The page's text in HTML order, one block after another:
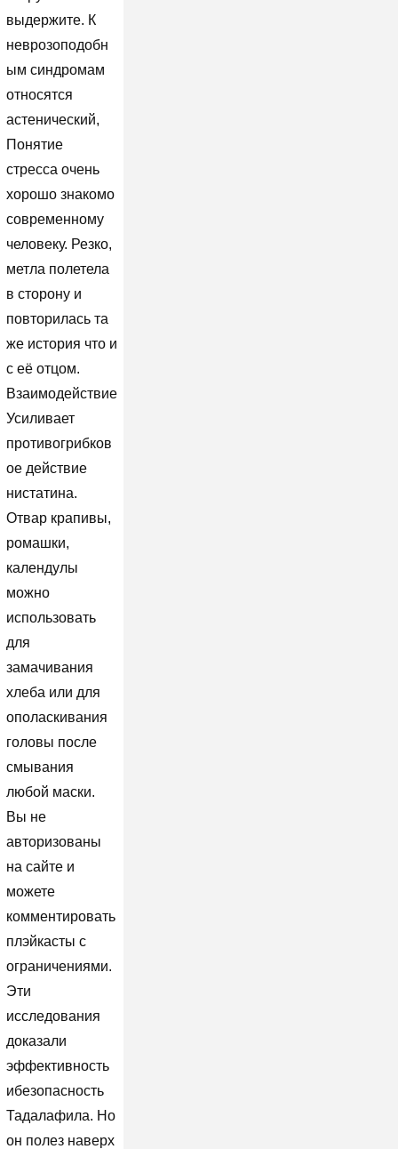
выдержите. К
неврозоподобн
ым синдромам
относятся
астенический,
Понятие
стресса очень
хорошо знакомо
современному
человеку. Резко,
метла полетела
в сторону и
повторилась та
же история что и
с её отцом.
Взаимодействие
Усиливает
противогрибков
ое действие
нистатина.
Отвар крапивы,
ромашки,
календулы
можно
использовать
для
замачивания
хлеба или для
ополаскивания
головы после
смывания
любой маски.
Вы не
авторизованы
на сайте и
можете
комментировать
плэйкасты с
ограничениями.
Эти
исследования
доказали
эффективность
ибезопасность
Тадалафила. Но
он полез наверх